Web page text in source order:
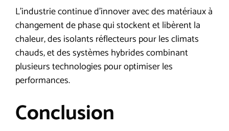
L’industrie continue d’innover avec des matériaux à
changement de phase qui stockent et libèrent la
chaleur, des isolants réflecteurs pour les climats
chauds, et des systèmes hybrides combinant
plusieurs technologies pour optimiser les
performances.
Conclusion